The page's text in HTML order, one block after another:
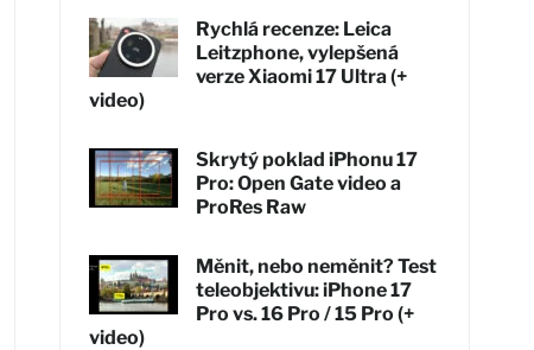
Rychlá recenze: Leica
Leitzphone, vylepšená
verze Xiaomi 17 Ultra (+
video)
Skrytý poklad iPhonu 17
Pro: Open Gate video a
ProRes Raw
Měnit, nebo neměnit? Test
teleobjektivu: iPhone 17
Pro vs. 16 Pro / 15 Pro (+
video)